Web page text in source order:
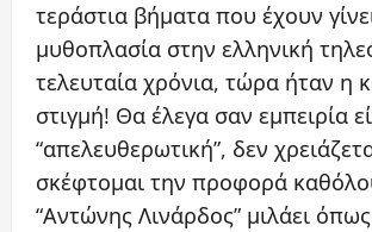
τεράστια βήματα που έχουν
μυθοπλασία στην ελληνική
τελευταία χρόνια, τώρα ήταν η
στιγμή! Θα έλεγα σαν εμπειρία
“απελευθερωτική”, δεν
σκέφτομαι την προφορά
“Αντώνης Λινάρδος” μιλάει